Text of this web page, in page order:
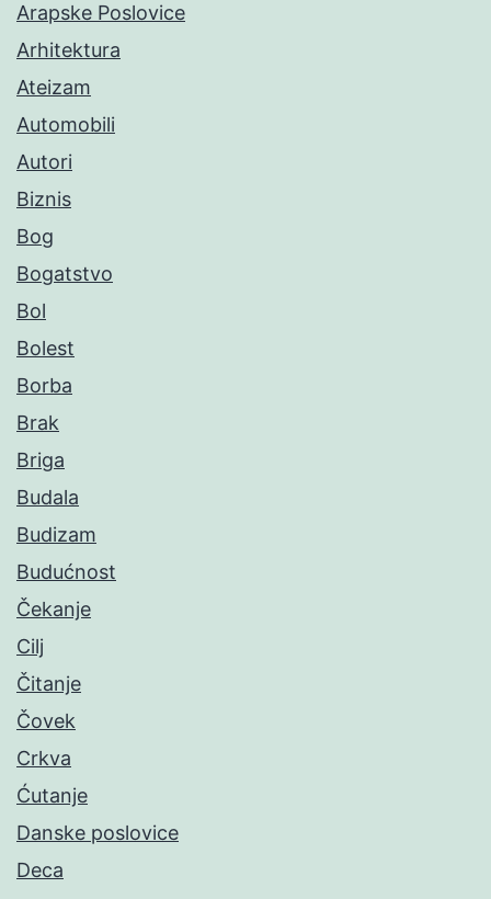
Arapske Poslovice
Arhitektura
Ateizam
Automobili
Autori
Biznis
Bog
Bogatstvo
Bol
Bolest
Borba
Brak
Briga
Budala
Budizam
Budućnost
Čekanje
Cilj
Čitanje
Čovek
Crkva
Ćutanje
Danske poslovice
Deca